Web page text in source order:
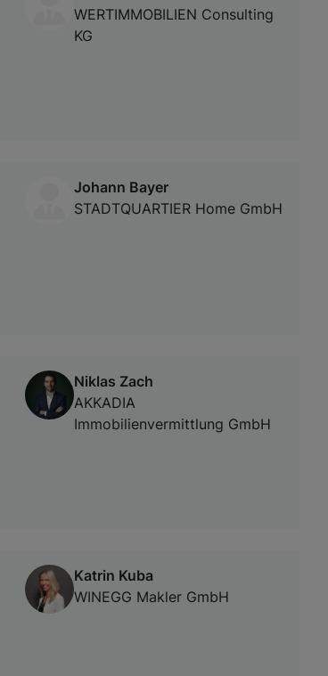
WERTIMMOBILIEN Consulting
KG
Johann Bayer
STADTQUARTIER Home GmbH
Niklas Zach
AKKADIA
Immobilienvermittlung GmbH
Katrin Kuba
WINEGG Makler GmbH